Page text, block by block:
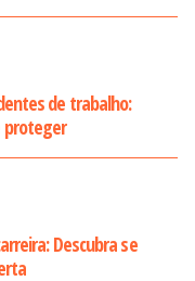
de trabalho:
proteger
Descubra se